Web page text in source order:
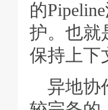
的
护。也就
保持上下
异地协